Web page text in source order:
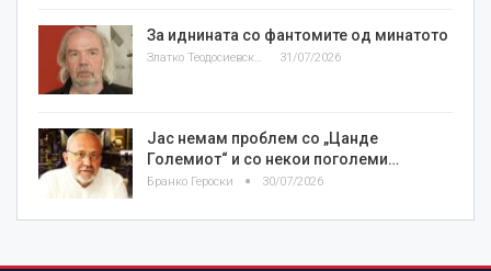
За иднината со фантомите од минатото
Златко Теодосиевски 31/07/2026
Јас немам проблем со „Цанде
Големиот“ и со некои поголеми…
Бранко Героски 30/07/2026